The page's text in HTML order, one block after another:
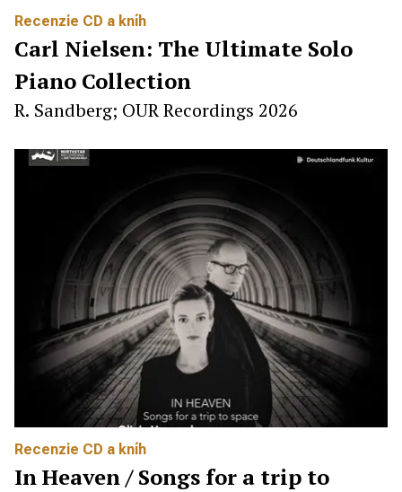
Recenzie CD a kníh
Carl Nielsen: The Ultimate Solo
Piano Collection
R. Sandberg; OUR Recordings 2026
Recenzie CD a kníh
In Heaven / Songs for a trip to